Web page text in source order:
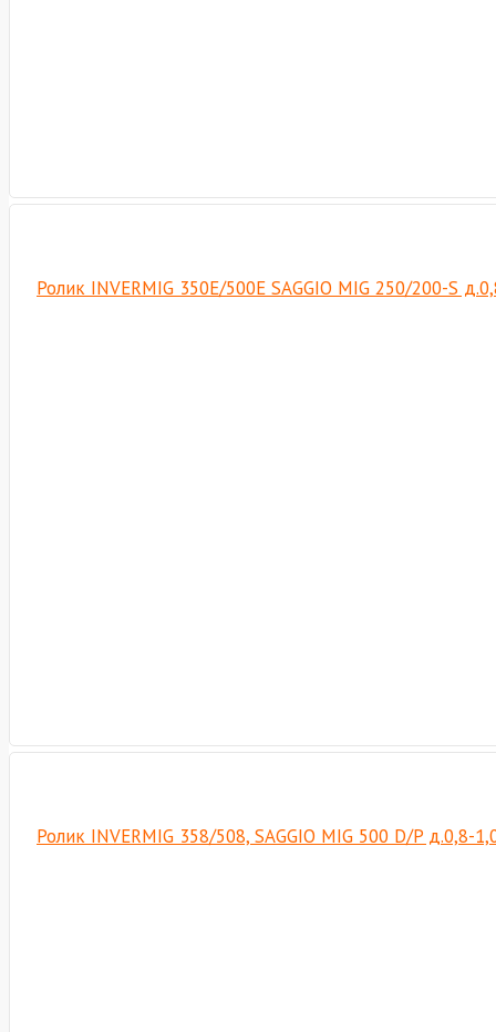
Ролик INVERMIG 350E/500E SAGGIO MIG 250/200-S
Ролик INVERMIG 358/508, SAGGIO MIG 500 D/P д.0,8-